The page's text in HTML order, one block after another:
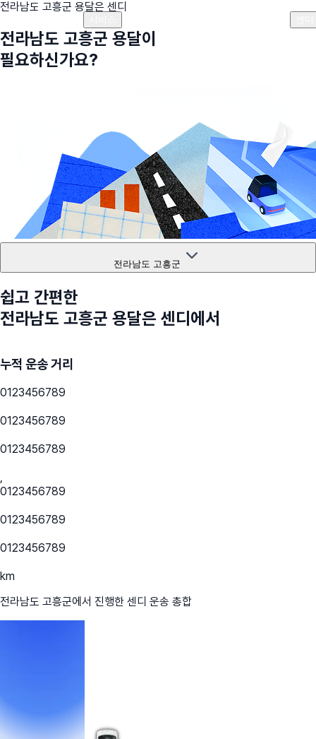
전라남도 고흥군 용달은 센디
전라남도 고흥군 용달이
필요하신가요?
전라남도 고흥군
쉽고 간편한
전라남도 고흥군 용달은 센디에서
누적 운송 거리
0123456789
0123456789
0123456789
,
0123456789
0123456789
0123456789
km
전라남도 고흥군에서 진행한 센디 운송 총합